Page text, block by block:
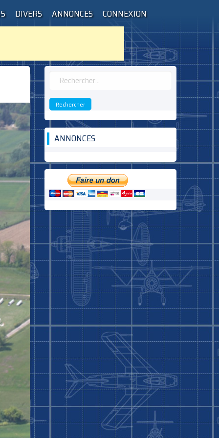
DIVERS ANNONCES CONNEXION
Rechercher :
ANNONCES